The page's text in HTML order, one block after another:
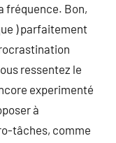
fréquence. Bon,
) parfaitement
ressentez le
experimenté
à
tâches, comme